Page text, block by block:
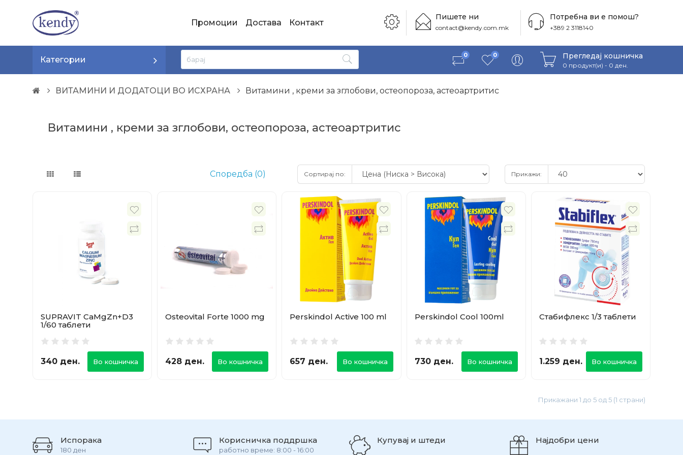
Промоции Достава Контакт
Потребна ви е помош?
+389 2 3118140
Пишете ни
contact@kendy.com.mk
Категории 0 0 Прегледај кошничка
0 продукт(и) - 0 ден.
ВИТАМИНИ И ДОДАТОЦИ ВО ИСХРАНА Витамини , креми за зглобови, остеопороза, астеоартритис
Витамини , креми за зглобови, остеопороза, астеоартритис
Споредба (0) Сортирај по: Прикажи:
SUPRAVIT CaMgZn+D3
1/60 таблети
340 ден. Во кошничка
Osteovital Forte 1000 mg
428 ден. Во кошничка
Perskindol Active 100 ml
657 ден. Во кошничка
Perskindol Cool 100ml
730 ден. Во кошничка
Стабифлекс 1/3 таблети
1.259 ден. Во кошничка
Прикажани 1 до 5 од 5 (1 страни)
Испорака
180 ден
Корисничка поддршка
работно време: 8:00 - 16:00
Купувај и штеди Најдобри цени